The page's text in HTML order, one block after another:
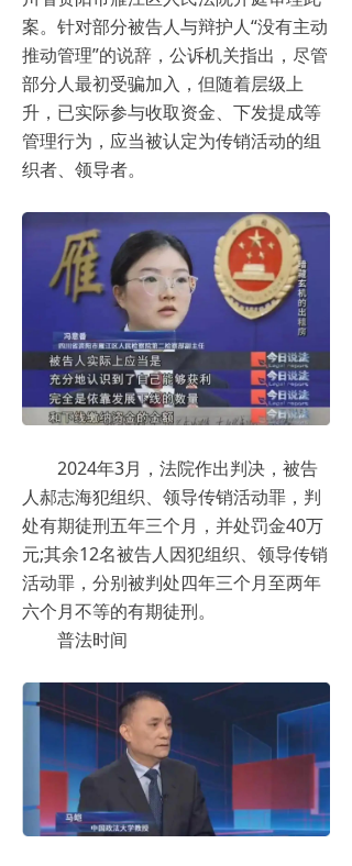
案。针对部分被告人与辩护人“没有主动
推动管理”的说辞，公诉机关指出，尽管
部分人最初受骗加入，但随着层级上
升，已实际参与收取资金、下发提成等
管理行为，应当被认定为传销活动的组
织者、领导者。
2024年3月，法院作出判决，被告
人郝志海犯组织、领导传销活动罪，判
处有期徒刑五年三个月，并处罚金40万
元;其余12名被告人因犯组织、领导传销
活动罪，分别被判处四年三个月至两年
六个月不等的有期徒刑。
普法时间